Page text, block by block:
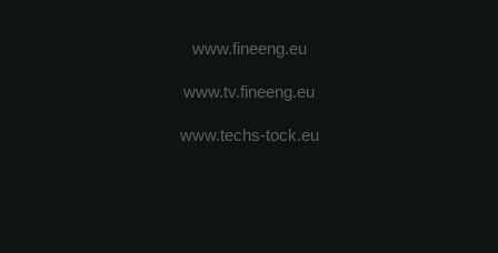
www.fineeng.eu
www.tv.fineeng.eu
www.techs-tock.eu